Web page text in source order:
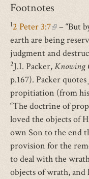
Footnotes
12 Peter 3:7(link
is
external)
– “But
earth are being
judgment and
2J.I. Packer,Knowing
p.167). Packer
propitiation (from
“The doctrine of
loved the objects of
own Son to the end
provision for the
to deal with the
objects of wrath,